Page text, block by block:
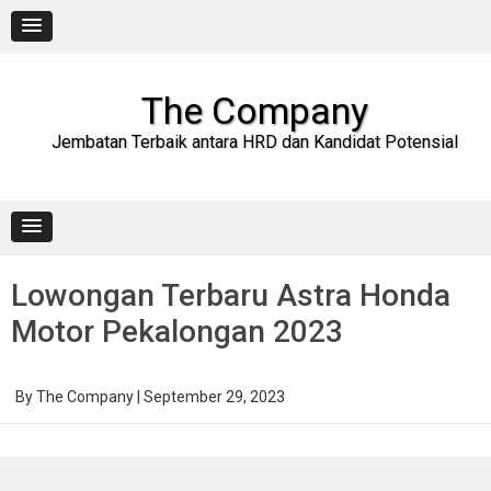
content
The Company
Jembatan Terbaik antara HRD dan Kandidat Potensial
Lowongan Terbaru Astra Honda
Motor Pekalongan 2023
ByThe Company September 29, 2023